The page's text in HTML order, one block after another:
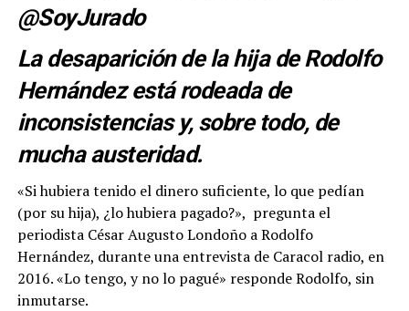
@SoyJurado
La desaparición de la hija de Rodolfo
Hernández está rodeada de
inconsistencias y, sobre todo, de
mucha austeridad.
«Si hubiera tenido el dinero suficiente, lo que pedían
(por su hija), ¿lo hubiera pagado?», pregunta el
periodista César Augusto Londoño a Rodolfo
Hernández, durante una entrevista de Caracol radio, en
2016. «Lo tengo, y no lo pagué» responde Rodolfo, sin
inmutarse.